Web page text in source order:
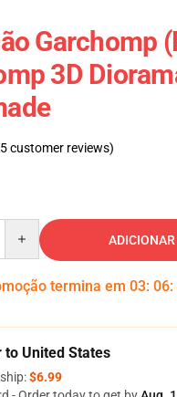
Garchomp
3D
customer reviews)
termina em 03: 06:
to United States
$6.99